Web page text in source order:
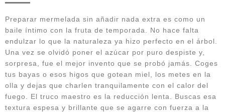
Preparar mermelada sin añadir nada extra es como un
baile íntimo con la fruta de temporada. No hace falta
endulzar lo que la naturaleza ya hizo perfecto en el árbol.
Una vez se olvidó poner el azúcar por puro despiste y,
sorpresa, fue el mejor invento que se probó jamás. Coges
tus bayas o esos higos que gotean miel, los metes en la
olla y dejas que charlen tranquilamente con el calor del
fuego. El truco maestro es la reducción lenta. Buscas esa
textura espesa y brillante que se agarre con fuerza a la